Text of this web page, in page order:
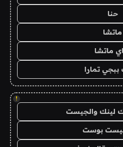
حنا
ماتشا
ماتشا
تمارا
!
لينك والجيست
بوست